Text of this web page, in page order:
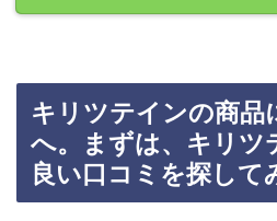
キリツテインの商品
へ。まずは、キリツ
良い口コミを探して